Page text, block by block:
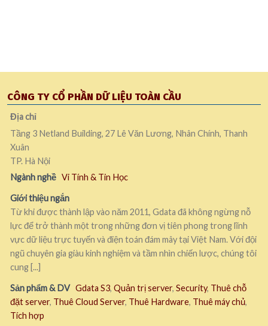
CÔNG TY CỔ PHẦN DỮ LIỆU TOÀN CẦU
Địa chỉ
Tầng 3 Netland Building, 27 Lê Văn Lương, Nhân Chính, Thanh
Xuân
TP. Hà Nội
Ngành nghề Vi Tính & Tin Học
Giới thiệu ngắn
Từ khi được thành lập vào năm 2011, Gdata đã không ngừng nỗ
lực để trở thành một trong những đơn vị tiên phong trong lĩnh
vực dữ liệu trực tuyến và điện toán đám mây tại Việt Nam. Với đội
ngũ chuyên gia giàu kinh nghiệm và tầm nhìn chiến lược, chúng tôi
cung [...]
Sản phẩm & DV Gdata S3, Quản trị server, Security, Thuê chỗ
đặt server, Thuê Cloud Server, Thuê Hardware, Thuê máy chủ,
Tích hợp